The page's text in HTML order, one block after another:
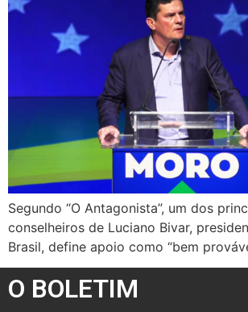
Segundo “O Antagonista”, um dos
conselheiros de Luciano Bivar,
Brasil, define apoio como “bem
O BOLETIM